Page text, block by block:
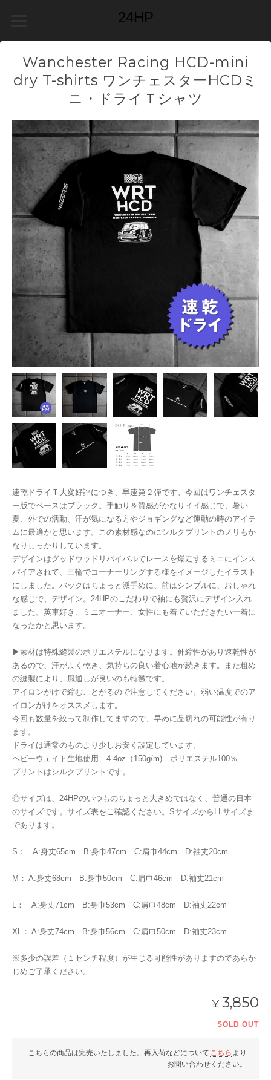
24HP
Wanchester Racing HCD-mini
dry T-shirts ワンチェスターHCDミ
ニ・ドライＴシャツ
速乾ドライＴ大変好評につき、早速第２弾です。今回はワンチェスタ
ー版でベースはブラック。手触り＆質感がかなりイイ感じで、暑い
夏、外での活動、汗が気になる方やジョギングなど運動の時のアイテ
ムに最適かと思います。この素材感なのにシルクプリントのノリもか
なりしっかりしています。
デザインはグッドウッドリバイバルでレースを爆走するミニにインス
パイアされて、三輪でコーナーリングする様をイメージしたイラスト
にしました。バックはちょっと派手めに、前はシンプルに、おしゃれ
な感じで、デザイン。24HPのこだわりで袖にも贅沢にデザイン入れ
ました。英車好き、ミニオーナー、女性にも着ていただきたい一着に
なったかと思います。
▶素材は特殊縫製のポリエステルになります。伸縮性があり速乾性が
あるので、汗がよく乾き、気持ちの良い着心地が続きます。また粗め
の縫製により、風通しが良いのも特徴です。
アイロンがけで縮むことがるので注意してください。弱い温度でのア
イロンがけをオススメします。
今回も数量を絞って制作してますので、早めに品切れの可能性が有り
ます。
ドライは通常のものより少しお安く設定しています。
ヘビーウェイト生地使用 4.4oz（150g/m) ポリエステル100％
プリントはシルクプリントです。
◎サイズは、24HPのいつものちょっと大きめではなく、普通の日本
のサイズです。サイズ表をご確認ください。SサイズからLLサイズま
であります。
S： A:身丈65cm B:身巾47cm C:肩巾44cm D:袖丈20cm
M： A:身丈68cm B:身巾50cm C:肩巾46cm D:袖丈21cm
L： A:身丈71cm B:身巾53cm C:肩巾48cm D:袖丈22cm
XL： A:身丈74cm B:身巾56cm C:肩巾50cm D:袖丈23cm
※多少の誤差（１センチ程度）が生じる可能性がありますのであらか
じめご了承ください。
¥3,850
SOLD OUT
こちらの商品は完売いたしました。再入荷などについて こちら より
お問い合わせください。